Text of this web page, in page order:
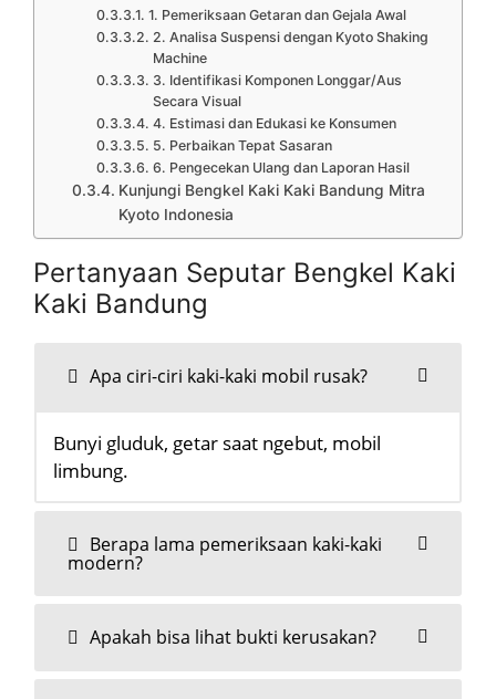
1. Pemeriksaan Getaran dan Gejala Awal
2. Analisa Suspensi dengan Kyoto Shaking
Machine
3. Identifikasi Komponen Longgar/Aus
Secara Visual
4. Estimasi dan Edukasi ke Konsumen
5. Perbaikan Tepat Sasaran
6. Pengecekan Ulang dan Laporan Hasil
Kunjungi Bengkel Kaki Kaki Bandung Mitra
Kyoto Indonesia
Pertanyaan Seputar Bengkel Kaki
Kaki Bandung
Apa ciri-ciri kaki-kaki mobil rusak?
Bunyi gluduk, getar saat ngebut, mobil
limbung.
Berapa lama pemeriksaan kaki-kaki
modern?
Apakah bisa lihat bukti kerusakan?